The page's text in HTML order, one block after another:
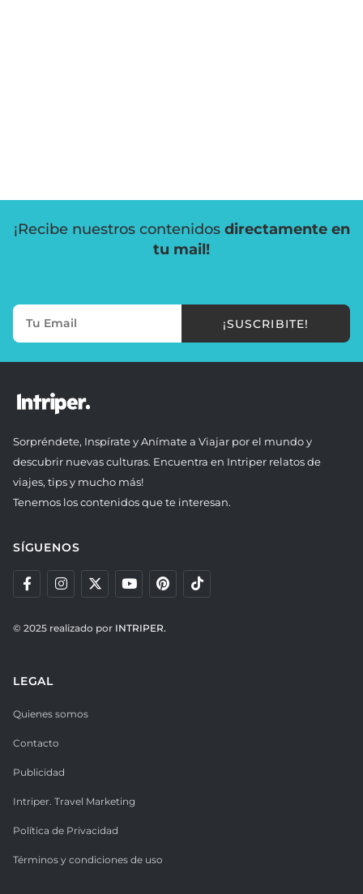
¡Recibe nuestros contenidos directamente en
tu mail!
¡SUSCRIBITE!
Sorpréndete, Inspírate y Anímate a Viajar por el mundo y
descubrir nuevas culturas. Encuentra en Intriper relatos de
viajes, tips y mucho más!
Tenemos los contenidos que te interesan.
SÍGUENOS
© 2025 realizado por INTRIPER.
LEGAL
Quienes somos
Contacto
Publicidad
Intriper. Travel Marketing
Política de Privacidad
Términos y condiciones de uso